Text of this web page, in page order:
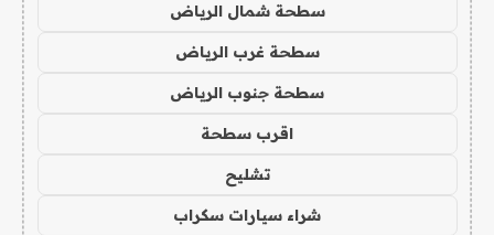
سطحة شمال الرياض
سطحة غرب الرياض
سطحة جنوب الرياض
اقرب سطحة
تشليح
شراء سيارات سكراب